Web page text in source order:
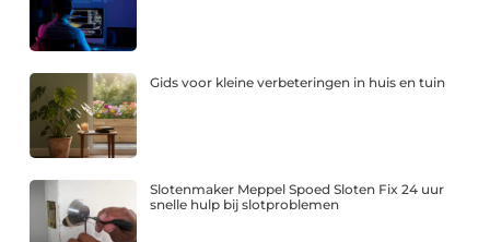
Gids voor kleine verbeteringen in huis en tuin
Slotenmaker Meppel Spoed Sloten Fix 24 uur
snelle hulp bij slotproblemen